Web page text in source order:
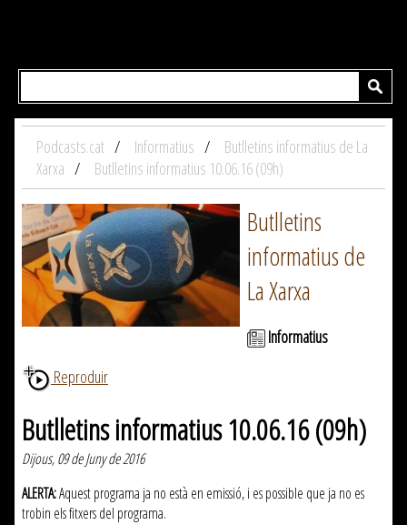
Podcasts.cat Informatius
Butlletins informatius de La
Xarxa
Butlletins informatius 10.06.16 (09h)
Butlletins
informatius de
La Xarxa
Informatius
Reproduir
Butlletins informatius 10.06.16 (09h)
Dijous, 09 de Juny de 2016
ALERTA:Aquest programa ja no està en emissió, i es possible que ja no es
trobin els fitxers del programa.